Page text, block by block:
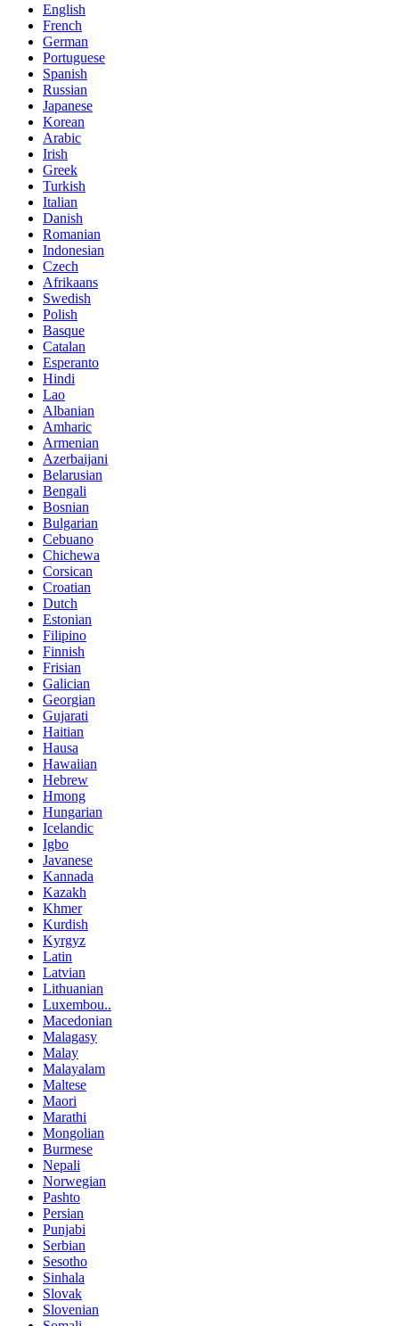
English
French
German
Portuguese
Spanish
Russian
Japanese
Korean
Arabic
Irish
Greek
Turkish
Italian
Danish
Romanian
Indonesian
Czech
Afrikaans
Swedish
Polish
Basque
Catalan
Esperanto
Hindi
Lao
Albanian
Amharic
Armenian
Azerbaijani
Belarusian
Bengali
Bosnian
Bulgarian
Cebuano
Chichewa
Corsican
Croatian
Dutch
Estonian
Filipino
Finnish
Frisian
Galician
Georgian
Gujarati
Haitian
Hausa
Hawaiian
Hebrew
Hmong
Hungarian
Icelandic
Igbo
Javanese
Kannada
Kazakh
Khmer
Kurdish
Kyrgyz
Latin
Latvian
Lithuanian
Luxembou..
Macedonian
Malagasy
Malay
Malayalam
Maltese
Maori
Marathi
Mongolian
Burmese
Nepali
Norwegian
Pashto
Persian
Punjabi
Serbian
Sesotho
Sinhala
Slovak
Slovenian